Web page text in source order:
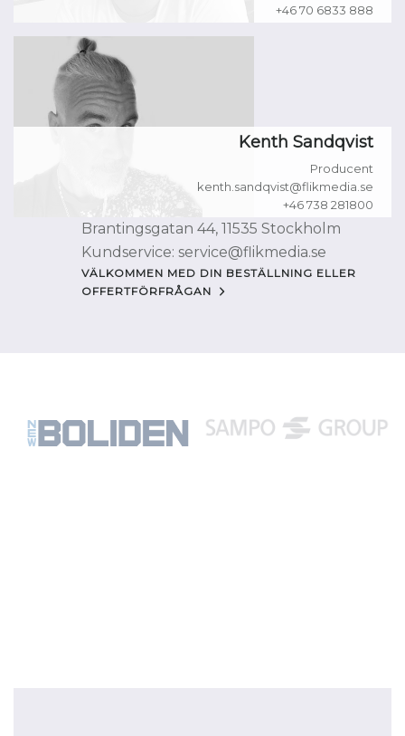
+46 70 6833 888
Kenth Sandqvist
Producent
kenth.sandqvist@flikmedia.se
+46 738 281800
Brantingsgatan 44, 11535 Stockholm
Kundservice: service@flikmedia.se
VÄLKOMMEN MED DIN BESTÄLLNING ELLER
OFFERTFÖRFRÅGAN